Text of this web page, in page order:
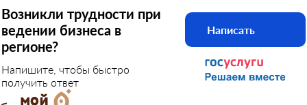
Возникли трудности при
ведении бизнеса в
регионе?
Напишите, чтобы быстро
получить ответ
Написать